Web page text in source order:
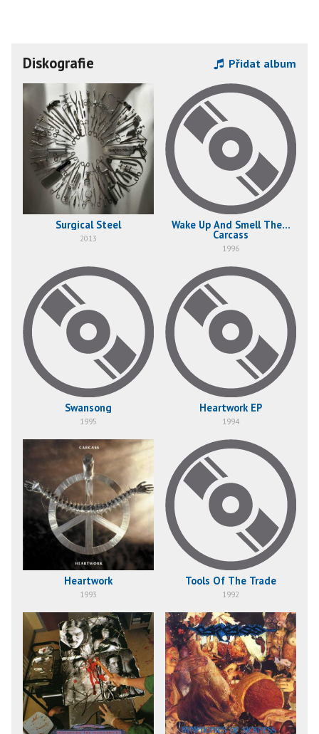
Diskografie Přidat album
Surgical Steel
2013
Wake Up And Smell The...
Carcass
1996
Swansong
1995
Heartwork EP
1994
Heartwork
1993
Tools Of The Trade
1992